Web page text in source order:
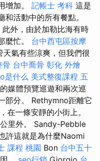
增加。 記帳士 考科 這是
活動中的所有餐點。
此外，由於加勒比海有時
麼忙。 台中西屯區按摩
氣有些涼爽，但我們很
骨 台中喬骨 彰化 外燴
是什么 美式整復課程 五
媒體預覽巡遊和兩次巡
部分。 Rethymno距離它
在一條安靜的小街上。
里外。 Sandy-Pebble
許這就是為什麼Naomi
課程 桃園 Bon 台中五十